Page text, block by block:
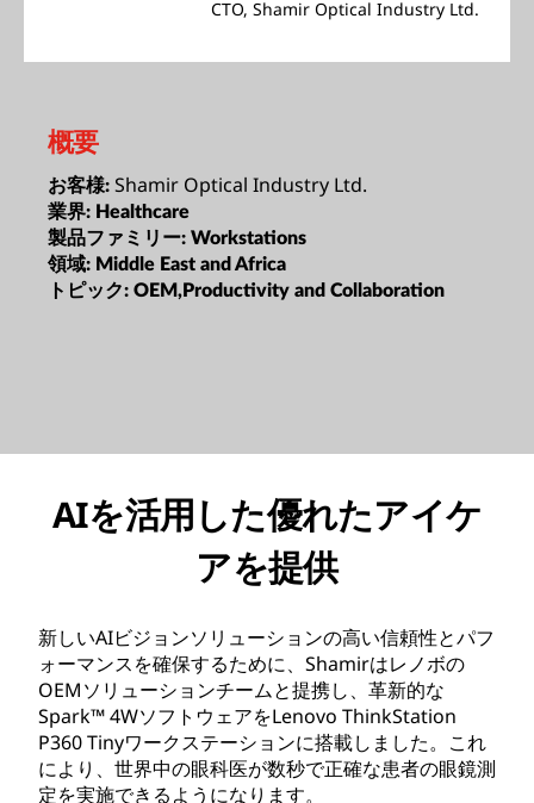
CTO, Shamir Optical Industry Ltd.
概要
お客様: Shamir Optical Industry Ltd.
業界: Healthcare
製品ファミリー: Workstations
領域: Middle East and Africa
トピック: OEM,Productivity and Collaboration
AIを活用した優れたアイケ
アを提供
新しいAIビジョンソリューションの高い信頼性とパフ
ォーマンスを確保するために、Shamirはレノボの
OEMソリューションチームと提携し、革新的な
Spark™ 4WソフトウェアをLenovo ThinkStation
P360 Tinyワークステーションに搭載しました。これ
により、世界中の眼科医が数秒で正確な患者の眼鏡測
定を実施できるようになります。